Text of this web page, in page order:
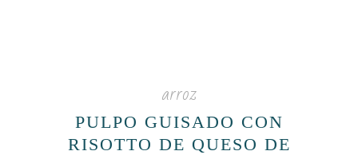
arroz
PULPO GUISADO CON
RISOTTO DE QUESO DE